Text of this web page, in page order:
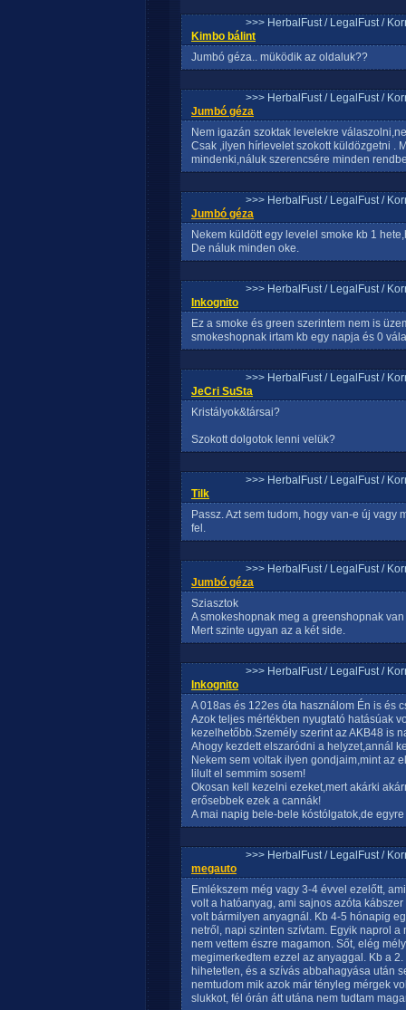
>>> HerbalFust / LegalFust /
Kimbo bálint
Jumbó géza.. müködik az oldaluk??
>>> HerbalFust / LegalFust /
Jumbó géza
Nem igazán szoktak levelekre
Csak ,ilyen hírlevelet szokott küldözgetni .
mindenki,náluk szerencsére minden
>>> HerbalFust / LegalFust /
Jumbó géza
Nekem küldött egy levelel smoke kb 1
De náluk minden oke.
>>> HerbalFust / LegalFust /
Inkognito
Ez a smoke és green szerintem nem is
smokeshopnak irtam kb egy napja és 0
>>> HerbalFust / LegalFust /
JeCri SuSta
Kristályok&társai?
Szokott dolgotok lenni velük?
>>> HerbalFust / LegalFust /
Tilk
Passz. Azt sem tudom, hogy van-e új vagy
fel.
>>> HerbalFust / LegalFust /
Jumbó géza
Sziasztok
A smokeshopnak meg a greenshopnak
Mert szinte ugyan az a két side.
>>> HerbalFust / LegalFust /
Inkognito
A 018as és 122es óta használom Én is és
Azok teljes mértékben nyugtató hatásúak
kezelhetőbb.Személy szerint az AKB48 is
Ahogy kezdett elszaródni a helyzet,annál
Nekem sem voltak ilyen gondjaim,mint az
lilult el semmim sosem!
Okosan kell kezelni ezeket,mert akárki
erősebbek ezek a cannák!
A mai napig bele-bele kóstólgatok,de
>>> HerbalFust / LegalFust /
megauto
Emlékszem még vagy 3-4 évvel ezelőtt,
volt a hatóanyag, ami sajnos azóta
volt bármilyen anyagnál. Kb 4-5 hónapig
netről, napi szinten szívtam. Egyik naprol
nem vettem észre magamon. Sőt, elég
megimerkedtem ezzel az anyaggal. Kb a
hihetetlen, és a szívás abbahagyása után
nemtudom mik azok már tényleg mérgek
slukkot, fél órán átt utána nem tudtam